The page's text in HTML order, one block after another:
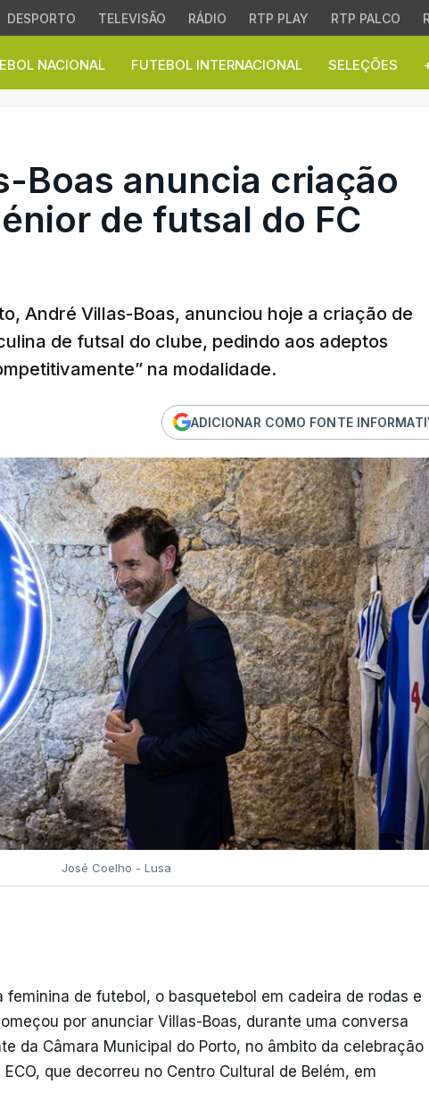
DESPORTO TELEVISÃO RÁDIO RTP PLAY RTP PALCO
NACIONAL FUTEBOL INTERNACIONAL SELEÇÕES
anuncia criação
Boas anuncia criação
de futsal do FC
André Villas-Boas, anunciou hoje a criação de
de futsal do clube, pedindo aos adeptos
na modalidade.
ADICIONAR COMO FONTE
José Coelho - Lusa
feminina de futebol, o basquetebol em cadeira de rodas e
por anunciar Villas-Boas, durante uma conversa
da Câmara Municipal do Porto, no âmbito da celebração
que decorreu no Centro Cultural de Belém, em